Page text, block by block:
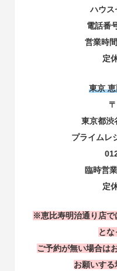
ハウス
電話番
営業時
定
東京
東京都渋
プライムレ
臨時営
定
※恵比寿明治通り店で
と
ご予約が無い場合は
お願いする